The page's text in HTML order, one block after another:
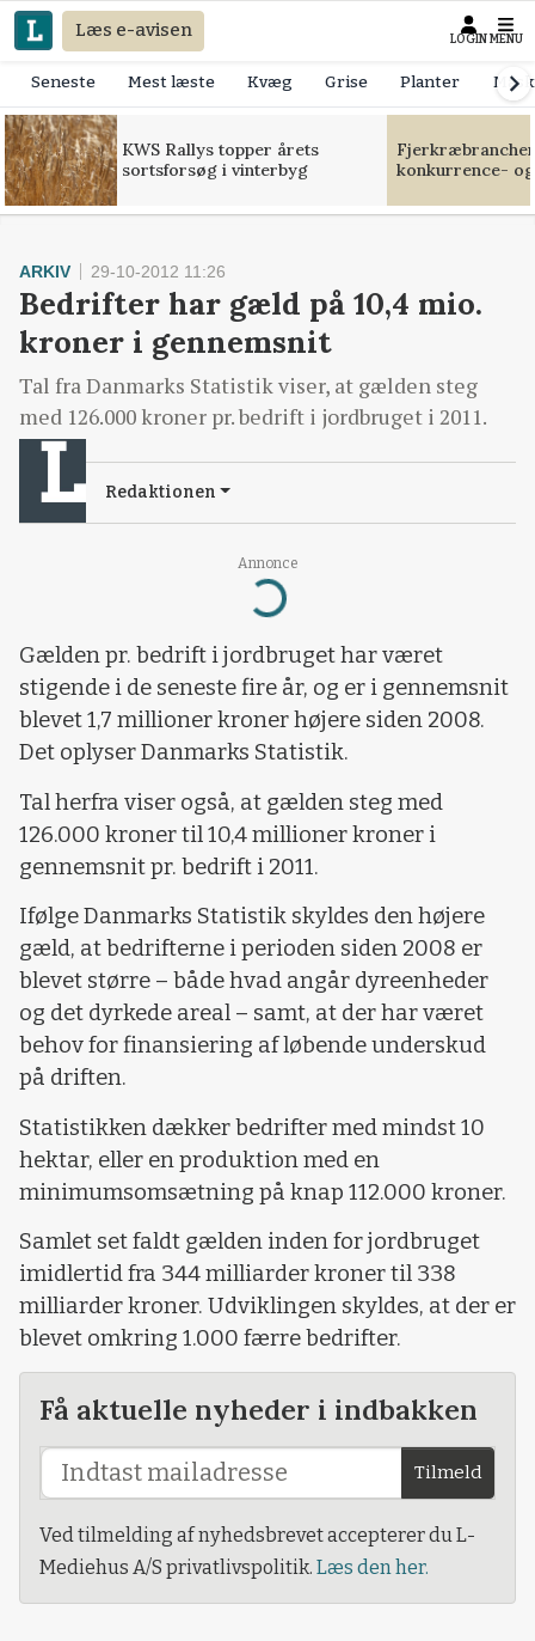
Læs e-avisen LOGIN MENU
Seneste Mest læste Kvæg Grise Planter
KWS Rallys topper årets
sortsforsøg i vinterbyg
konkurrence-
Annonce
Loading...
ARKIV 29-10-2012 11:26
Bedrifter har gæld på 10,4 mio.
kroner i gennemsnit
Tal fra Danmarks Statistik viser, at gælden steg
med 126.000 kroner pr. bedrift i jordbruget i 2011.
Redaktionen
Gælden pr. bedrift i jordbruget har været
stigende i de seneste fire år, og er i gennemsnit
blevet 1,7 millioner kroner højere siden 2008.
Det oplyser Danmarks Statistik.
Tal herfra viser også, at gælden steg med
126.000 kroner til 10,4 millioner kroner i
gennemsnit pr. bedrift i 2011.
Ifølge Danmarks Statistik skyldes den højere
gæld, at bedrifterne i perioden siden 2008 er
blevet større – både hvad angår dyreenheder
og det dyrkede areal – samt, at der har været
behov for finansiering af løbende underskud
på driften.
Statistikken dækker bedrifter med mindst 10
hektar, eller en produktion med en
minimumsomsætning på knap 112.000 kroner.
Samlet set faldt gælden inden for jordbruget
imidlertid fra 344 milliarder kroner til 338
milliarder kroner. Udviklingen skyldes, at der er
blevet omkring 1.000 færre bedrifter.
Få aktuelle nyheder i indbakken
Tilmeld
Ved tilmelding af nyhedsbrevet accepterer du L-
Mediehus A/S privatlivspolitik. Læs den her.